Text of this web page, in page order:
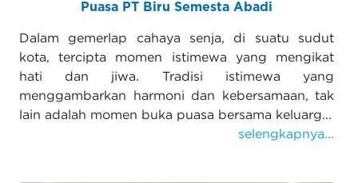
Puasa PT Biru Semesta Abadi
Dalam gemerlap cahaya senja, di suatu sudut
kota, tercipta momen istimewa yang mengikat
hati dan jiwa. Tradisi istimewa yang
menggambarkan harmoni dan kebersamaan, tak
lain adalah momen buka puasa bersama keluarg...
selengkapnya...